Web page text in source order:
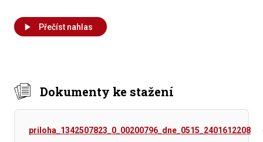
Přečíst nahlas
Dokumenty ke stažení
priloha_1342507823_0_00200796_dne_0515_2401612208